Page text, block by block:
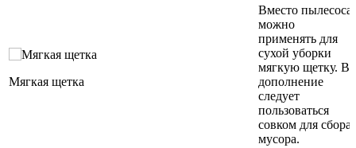
Мягкая щетка
Вместо пылесоса
можно
применять для
сухой уборки
мягкую щетку. В
дополнение
следует
пользоваться
совком для сбора
мусора.